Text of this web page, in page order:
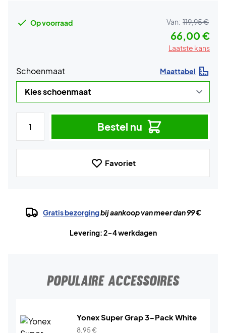
Op voorraad Van: 119,95 €
66,00 €
Laatste kans
Schoenmaat Maattabel
Bestel nu
Favoriet
Gratis bezorgingbij aankoop van meer dan 99 €
Levering: 2-4 werkdagen
POPULAIRE ACCESSOIRES
Yonex Super Grap 3-Pack White
8,95€